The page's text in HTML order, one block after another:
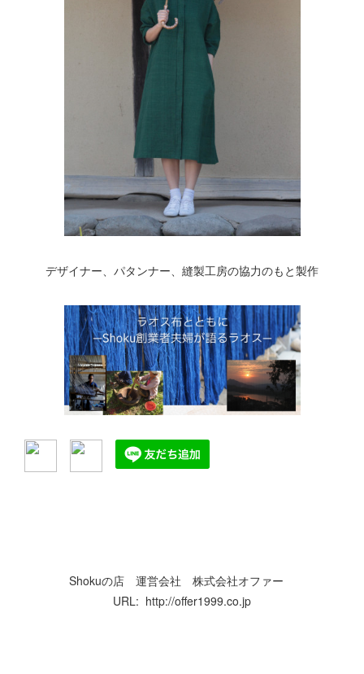
デザイナー、パタンナー、縫製工房の協力のもと製作
Shokuの店 運営会社 株式会社オファー
URL: http://offer1999.co.jp